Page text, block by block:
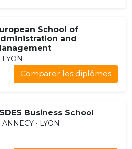
School of
and
LYON
Comparer les diplômes
Business School
ANNECY • LYON